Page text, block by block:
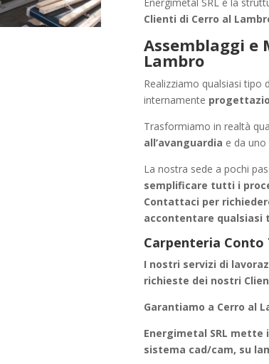
Clienti di Cerro al
Assemblaggi e
Lambro
Realizziamo qualsiasi
internamente
Trasformiamo in realtà
all’avanguardia e da
La nostra sede a pochi
semplificare tutti i
Contattaci per
accontentare qualsiasi
Carpenteria
I nostri servizi di
richieste dei nostri
Garantiamo a Cerro al
Energimetal SRL
sistema cad/cam, su